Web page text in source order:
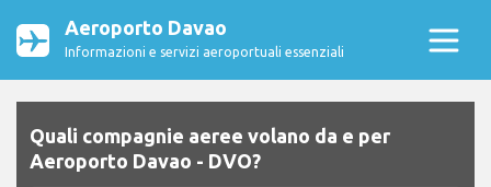
Aeroporto Davao
Informazioni e servizi aeroportuali essenziali
Quali compagnie aeree volano da e per
Aeroporto Davao - DVO?